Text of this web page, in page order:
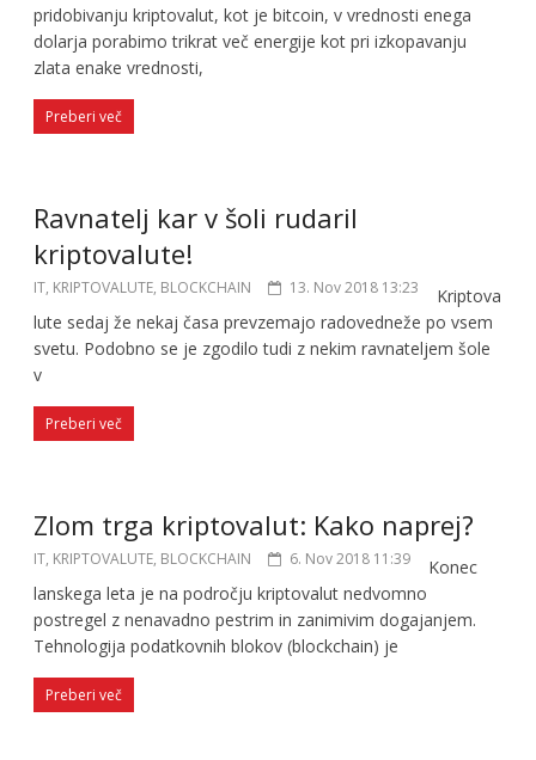
pridobivanju kriptovalut, kot je bitcoin, v vrednosti enega
dolarja porabimo trikrat več energije kot pri izkopavanju
zlata enake vrednosti,
Preberi več
Ravnatelj kar v šoli rudaril
kriptovalute!
IT, KRIPTOVALUTE, BLOCKCHAIN 13. Nov 2018 13:23
Kriptova
lute sedaj že nekaj časa prevzemajo radovedneže po vsem
svetu. Podobno se je zgodilo tudi z nekim ravnateljem šole
v
Preberi več
Zlom trga kriptovalut: Kako naprej?
IT, KRIPTOVALUTE, BLOCKCHAIN 6. Nov 2018 11:39
Konec
lanskega leta je na področju kriptovalut nedvomno
postregel z nenavadno pestrim in zanimivim dogajanjem.
Tehnologija podatkovnih blokov (blockchain) je
Preberi več